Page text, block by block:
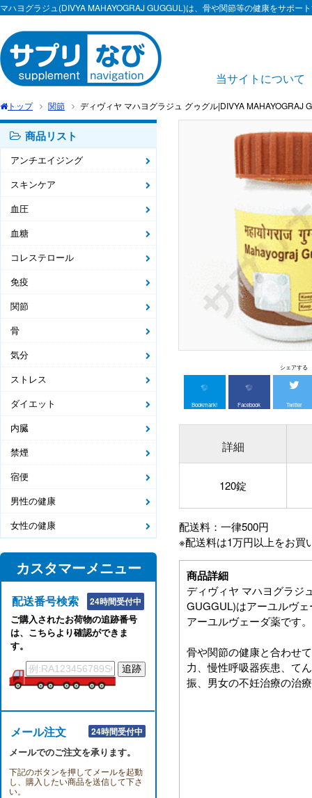
マハヨグラジュ(DIVYA MAHAYOGRAJ GUGGUL)は、骨や関節等の健康をサポー
当サイトについて
トップ 関節 ディヴィヤ マハヨグラジュ グゥグル|DIVYA MAHAYOGRAJ
商品リスト
アンチエイジング
スキンケア
血圧
血糖
コレステロール
免疫
関節
骨
気分
ストレス
ダイエット
内臓
禁煙
宿便
男性の健康
女性の健康
カスタマーメニュー
配送番号検索 24時間受付中
ご購入されたお荷物の追跡番号
は、こちらより確認ができま
す。
メール注文 24時間受付中
メールでのご注文を承ります。
下記のボタンを押してメールを起動
し、購入したい商品を送信して下さ
い。
シェアする
Bookmark! Facebook Twitter
詳細
120錠
配送料：一律500円
※配送料は1万円以上をお買
商品詳細
ディヴィヤ マハヨグラジ
GUGGUL)はアーユルヴ
アーユルヴェーダ薬です。
骨や関節の健康と合わせ
力、慢性呼吸器疾患、て
振、男女の不妊治療の治